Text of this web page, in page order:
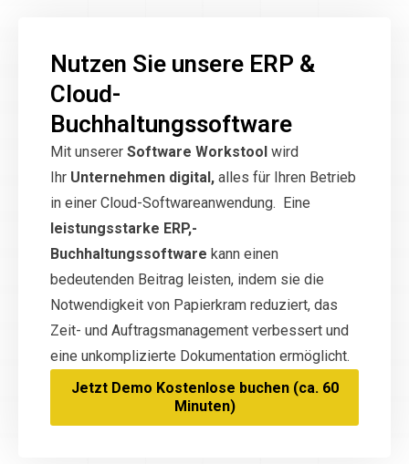
Nutzen Sie unsere ERP &
Cloud-
Buchhaltungssoftware
Mit unserer Software Workstool wird
Ihr Unternehmen digital, alles für Ihren Betrieb
in einer Cloud-Softwareanwendung. Eine
leistungsstarke ERP,-
Buchhaltungssoftware kann einen
bedeutenden Beitrag leisten, indem sie die
Notwendigkeit von Papierkram reduziert, das
Zeit- und Auftragsmanagement verbessert und
eine unkomplizierte Dokumentation ermöglicht.
Jetzt Demo Kostenlose buchen (ca. 60
Minuten)